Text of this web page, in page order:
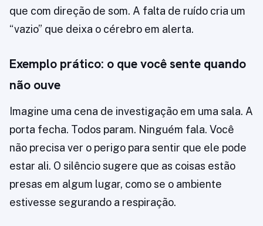
que com direção de som. A falta de ruído cria um
“vazio” que deixa o cérebro em alerta.
Exemplo prático: o que você sente quando
não ouve
Imagine uma cena de investigação em uma sala. A
porta fecha. Todos param. Ninguém fala. Você
não precisa ver o perigo para sentir que ele pode
estar ali. O silêncio sugere que as coisas estão
presas em algum lugar, como se o ambiente
estivesse segurando a respiração.